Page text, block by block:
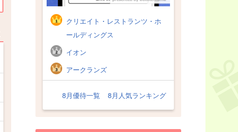
クリエイト・レストランツ・ホ
ールディングス
イオン
アークランズ
8月優待一覧 8月人気ランキング